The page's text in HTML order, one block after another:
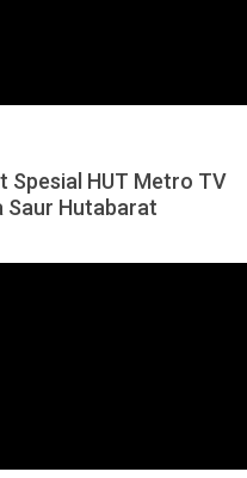
Spesial HUT Metro TV
Saur Hutabarat